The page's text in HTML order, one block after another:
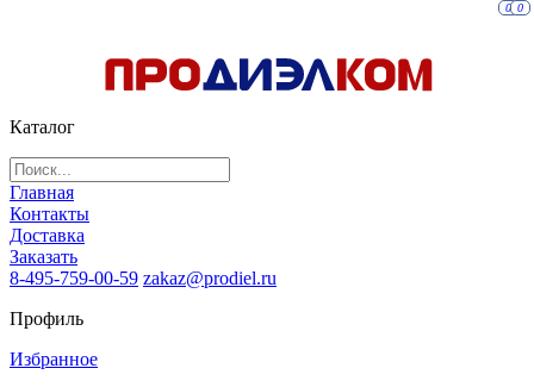
Каталог
Главная
Контакты
Доставка
Заказать
8-495-759-00-59 zakaz@prodiel.ru
Профиль
Избранное
0 0